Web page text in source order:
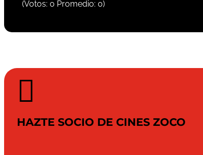
(Votos: 0 Promedio: 0)

HAZTE SOCIO DE CINES ZOCO